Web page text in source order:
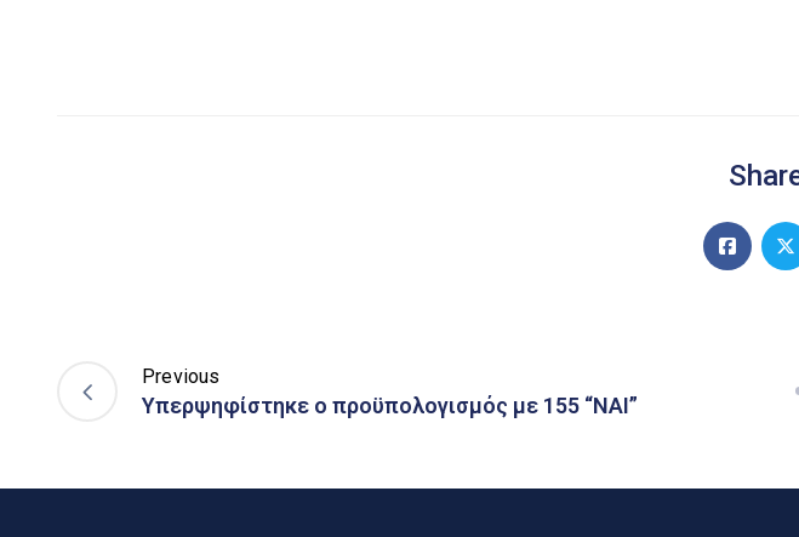
Previous
Υπερψηφίστηκε ο προϋπολογισμός με 155 “ΝΑΙ”